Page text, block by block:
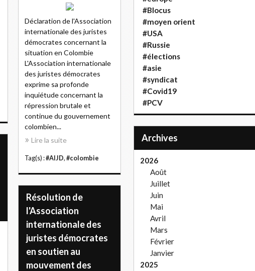
Déclaration de l'Association
internationale des juristes
démocrates concernant la
situation en Colombie
L'Association internationale
des juristes démocrates
exprime sa profonde
inquiétude concernant la
répression brutale et
continue du gouvernement
colombien...
Lire la suite
Tag(s) :#AIJD, #colombie
Résolution de
l'Association
internationale des
juristes démocrates
en soutien au
mouvement des
#Blocus
#moyen orient
#USA
#Russie
#élections
#asie
#syndicat
#Covid19
#PCV
Archives
2026
Août
Juillet
Juin
Mai
Avril
Mars
Février
Janvier
2025